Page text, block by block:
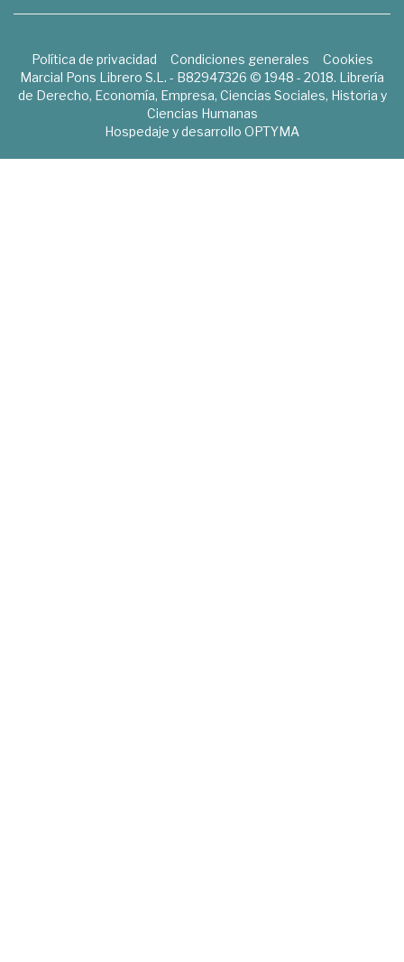
Política de privacidad Condiciones generales
Cookies
Marcial Pons Librero S.L. - B82947326 © 1948 - 2018. Librería
de Derecho, Economía, Empresa, Ciencias Sociales, Historia y
Ciencias Humanas
Hospedaje y desarrollo OPTYMA